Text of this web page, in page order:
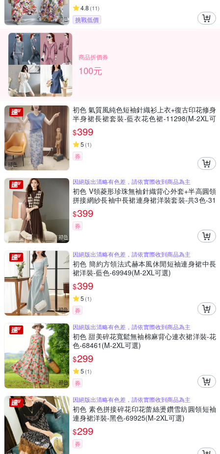
4.8 (11)
挑戰低價
商品折價券
100元
初色 氣質風純色短袖針織衫上衣+復古印花修身
半身裙長裙套裝-藍衣花色裙-11298(M-2XL可
選)
$399
5 (1)
券
因絕版出清略有色差，請依實際收到商品為主
初色 V領菱形珍珠無袖針織背心外套+半高圓領
拼接網紗長袖中長裙連身裙洋裝套裝-共3色-31
106(F可選)
$399
券
因絕版出清略有色差，請依實際收到商品為主
初色 簡約方領法式赫本風休閒短袖連身裙中長
裙洋裝-藍色-69949(M-2XL可選)
$399
5 (1)
券
因絕版出清略有色差，請依實際收到商品為主
初色 甜美碎花寬鬆無袖棉麻背心連衣裙洋裝-花
色-68461(M-2XL可選)
$299
5 (1)
券
因絕版出清略有色差，請依實際收到商品為主
初色 素色拼接碎花印花蕾絲燙鑽雪紡圓領短袖
連身裙洋裝-黑色-69925(M-2XL可選)
$299
券